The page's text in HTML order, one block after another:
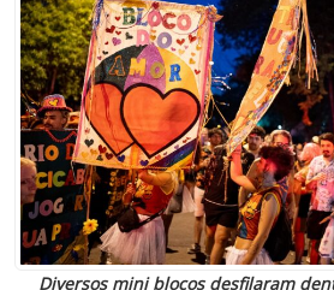
Diversos mini blocos desfilaram